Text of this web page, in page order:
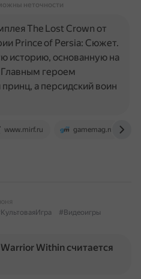
неточности
www.mirf.ru gamemag.ru
The Lost Crown от
Prince of Persia: Сюжет.
историю, основанную на
героем
а персидский воин
#Видеоигры
Within считается